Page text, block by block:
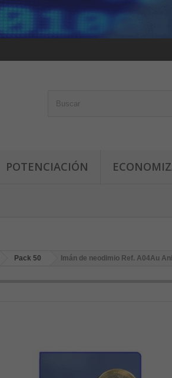
POTENCIACIÓN
Pack 50 Imán de neodimio Ref. A04Au